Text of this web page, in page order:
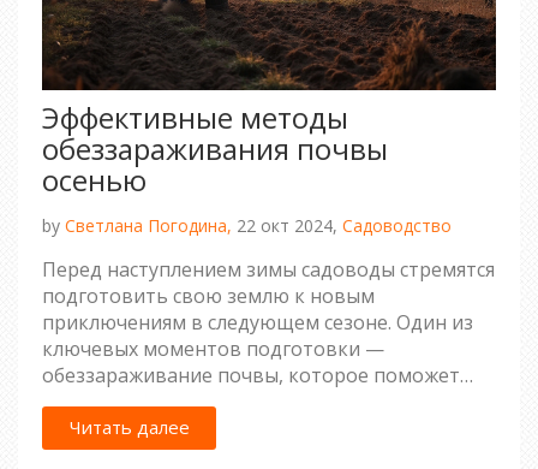
Эффективные методы
обеззараживания почвы
осенью
by Светлана Погодина, 22 окт 2024, Садоводство
Перед наступлением зимы садоводы стремятся
подготовить свою землю к новым
приключениям в следующем сезоне. Один из
ключевых моментов подготовки —
обеззараживание почвы, которое поможет
уничтожить вредные микроорганизмы и
подготовить спящие растения к зиме. Мы
обсудим различные методы, доступные
Читать далее